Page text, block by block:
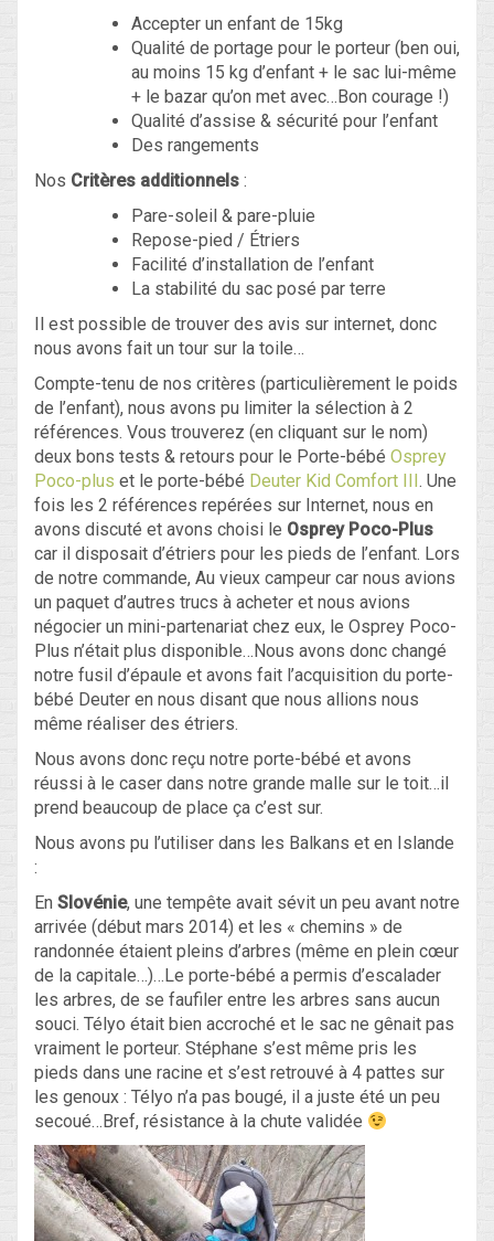
Accepter un enfant de 15kg
Qualité de portage pour le porteur (ben oui,
au moins 15 kg d’enfant + le sac lui-même
+ le bazar qu’on met avec…Bon courage !)
Qualité d’assise & sécurité pour l’enfant
Des rangements
Nos Critères additionnels :
Pare-soleil & pare-pluie
Repose-pied / Étriers
Facilité d’installation de l’enfant
La stabilité du sac posé par terre
Il est possible de trouver des avis sur internet, donc
nous avons fait un tour sur la toile…
Compte-tenu de nos critères (particulièrement le poids
de l’enfant), nous avons pu limiter la sélection à 2
références. Vous trouverez (en cliquant sur le nom)
deux bons tests & retours pour le Porte-bébé Osprey
Poco-plus et le porte-bébé Deuter Kid Comfort III. Une
fois les 2 références repérées sur Internet, nous en
avons discuté et avons choisi le Osprey Poco-Plus
car il disposait d’étriers pour les pieds de l’enfant. Lors
de notre commande, Au vieux campeur car nous avions
un paquet d’autres trucs à acheter et nous avions
négocier un mini-partenariat chez eux, le Osprey Poco-
Plus n’était plus disponible…Nous avons donc changé
notre fusil d’épaule et avons fait l’acquisition du porte-
bébé Deuter en nous disant que nous allions nous
même réaliser des étriers.
Nous avons donc reçu notre porte-bébé et avons
réussi à le caser dans notre grande malle sur le toit…il
prend beaucoup de place ça c’est sur.
Nous avons pu l’utiliser dans les Balkans et en Islande
:
En Slovénie, une tempête avait sévit un peu avant notre
arrivée (début mars 2014) et les « chemins » de
randonnée étaient pleins d’arbres (même en plein cœur
de la capitale…)…Le porte-bébé a permis d’escalader
les arbres, de se faufiler entre les arbres sans aucun
souci. Télyo était bien accroché et le sac ne gênait pas
vraiment le porteur. Stéphane s’est même pris les
pieds dans une racine et s’est retrouvé à 4 pattes sur
les genoux : Télyo n’a pas bougé, il a juste été un peu
secoué…Bref, résistance à la chute validée